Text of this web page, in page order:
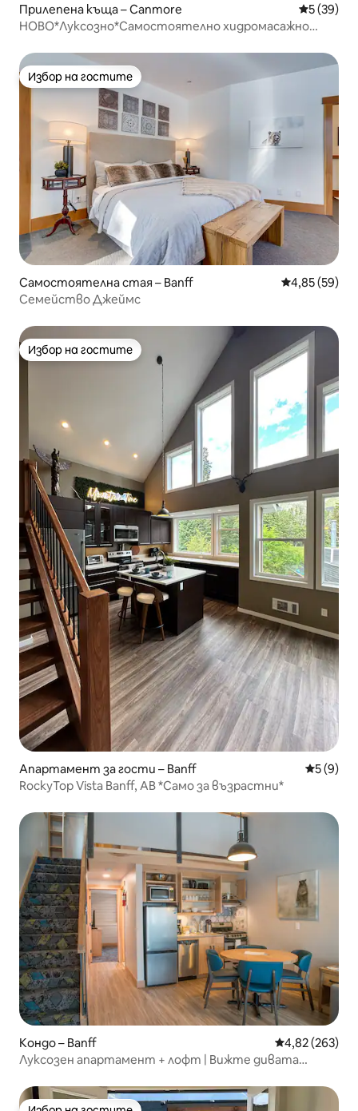
Прилепена къща – Canmore Средна
5 (39)
НОВО*Луксозно*Самостоятелно хидромасажно
Избор на гостите
Избор на гостите
Самостоятелна стая – Banff Средна
4,85 (59)
Семейство Джеймс
Избор на гостите
Избор на гостите
Апартамент за гости – Banff Средна
5 (9)
RockyTop Vista Banff, AB *Само за възрастни*
Кондо – Banff Средна
4,82 (263)
Луксозен апартамент + лофт | Вижте дивата